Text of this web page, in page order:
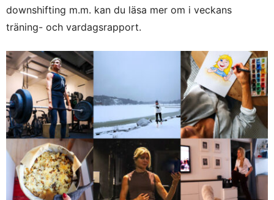
downshifting m.m. kan du läsa mer om i veckans
träning- och vardagsrapport.